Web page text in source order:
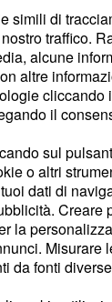
la vita:
de Il
gestita
durante
una
sereni e
rivelano
di quello
simili di
traffico.
alcune
altre
cliccando
il
sul
o altri
dati di
la
da fonti